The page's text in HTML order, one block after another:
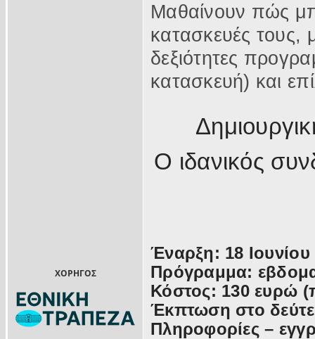
Μαθαίνουν πώς
κατασκευές τους,
δεξιότητες
κατασκευή) και
Ο ιδανικός
Έναρξη: 18
Πρόγραμμα:
Κόστος: 130 ευρώ
Έκπτωση στο
Πληροφορίες –
ΧΟΡΗΓΟΣ